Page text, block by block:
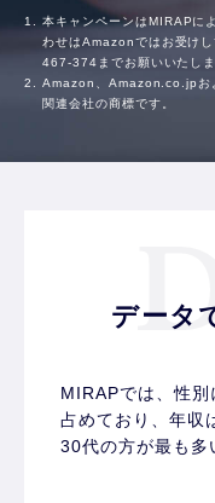
本キャンペーンはMIRAPに
わせはAmazonではお受け
467-374 までお願いいたしま
Amazon、Amazon.co.jpお
関連会社の商標です。
データ
MIRAPでは、性別
占めており、 年収
30代の方が最も多